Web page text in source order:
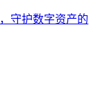
守护数字资产的